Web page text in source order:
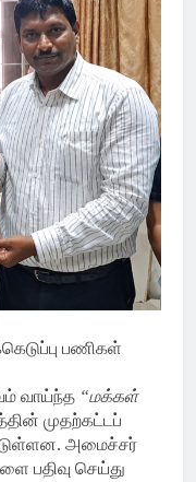
பணிகள்
வாய்ந்த “மக்கள்
முதற்கட்டப்
அமைச்சர்
பதிவு செய்து